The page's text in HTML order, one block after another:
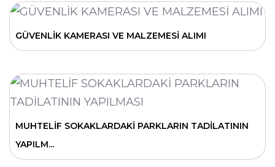
GÜVENLİK KAMERASI VE MALZEMESİ ALIMI
MUHTELİF SOKAKLARDAKİ PARKLARIN TADİLATININ
YAPILM...